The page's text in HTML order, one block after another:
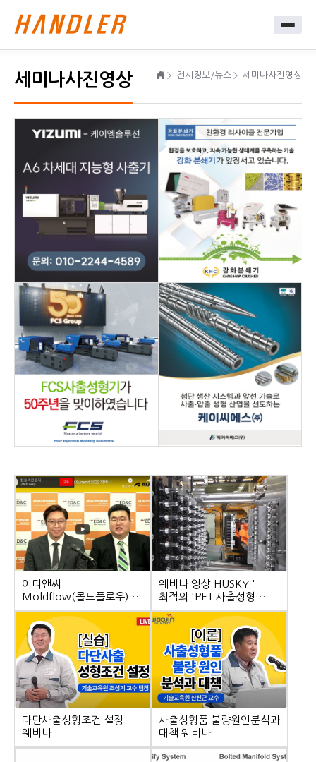
세미나사진영상 전시정보/뉴스 세미나사진영상
이디앤씨
Moldflow(몰드플로우)
Summit 2022 웨비나
웨비나 영상 HUSKY '
최적의 'PET 사출성형
솔루션“
다단사출성형조건 설정
웨비나
사출성형품 불량원인분석과
대책 웨비나